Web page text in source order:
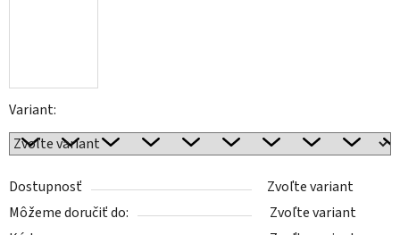
Variant:
Dostupnosť
Zvoľte variant
Môžeme doručiť do:
Zvoľte variant